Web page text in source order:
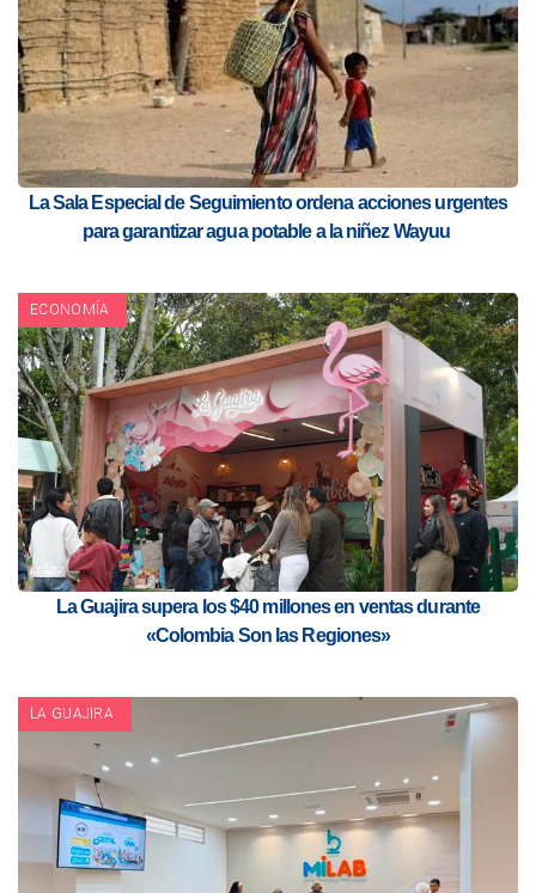
La Sala Especial de Seguimiento ordena acciones urgentes
para garantizar agua potable a la niñez Wayuu
ECONOMÍA
La Guajira supera los $40 millones en ventas durante
«Colombia Son las Regiones»
LA GUAJIRA